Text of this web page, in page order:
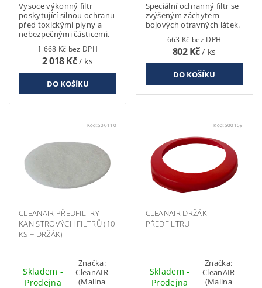
Vysoce výkonný filtr
poskytující silnou ochranu
před toxickými plyny a
nebezpečnými částicemi.
1 668 Kč bez DPH
2 018 Kč/ ks
Speciální ochranný filtr se
zvýšeným záchytem
bojových otravných látek.
663 Kč bez DPH
802 Kč/ ks
Kód:500110
CLEANAIR PŘEDFILTRY
KANISTROVÝCH FILTRŮ (10
KS + DRŽÁK)
Skladem -
Prodejna
Značka:
CleanAIR
(Malina
Kód:500109
CLEANAIR DRŽÁK
PŘEDFILTRU
Skladem -
Prodejna
Značka:
CleanAIR
(Malina